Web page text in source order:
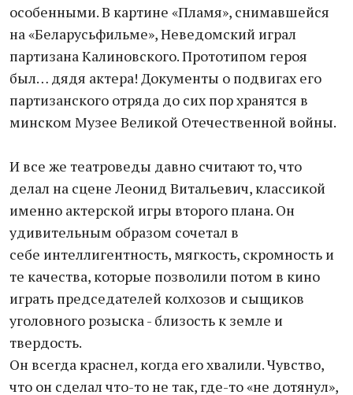
особенными. В картине «Пламя», снимавшейся
на «Беларусьфильме», Неведомский играл
партизана Калиновского. Прототипом героя
был… дядя актера! Документы о подвигах его
партизанского отряда до сих пор хранятся в
минском Музее Великой Отечественной войны.
И все же театроведы давно считают то, что
делал на сцене Леонид Витальевич, классикой
именно актерской игры второго плана. Он
удивительным образом сочетал в
себе интеллигентность, мягкость, скромность и
те качества, которые позволили потом в кино
играть председателей колхозов и сыщиков
уголовного розыска - близость к земле и
твердость.
Он всегда краснел, когда его хвалили. Чувство,
что он сделал что-то не так, где-то «не дотянул»,